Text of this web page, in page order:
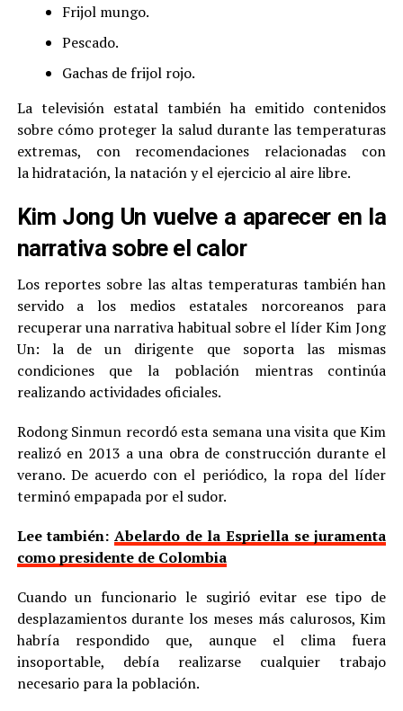
Frijol mungo.
Pescado.
Gachas de frijol rojo.
La televisión estatal también ha emitido contenidos
sobre cómo proteger la salud durante las temperaturas
extremas, con recomendaciones relacionadas con
la hidratación, la natación y el ejercicio al aire libre.
Kim Jong Un vuelve a aparecer en la
narrativa sobre el calor
Los reportes sobre las altas temperaturas también han
servido a los medios estatales norcoreanos para
recuperar una narrativa habitual sobre el líder Kim Jong
Un: la de un dirigente que soporta las mismas
condiciones que la población mientras continúa
realizando actividades oficiales.
Rodong Sinmun recordó esta semana una visita que Kim
realizó en 2013 a una obra de construcción durante el
verano. De acuerdo con el periódico, la ropa del líder
terminó empapada por el sudor.
Lee también: Abelardo de la Espriella se juramenta
como presidente de Colombia
Cuando un funcionario le sugirió evitar ese tipo de
desplazamientos durante los meses más calurosos, Kim
habría respondido que, aunque el clima fuera
insoportable, debía realizarse cualquier trabajo
necesario para la población.